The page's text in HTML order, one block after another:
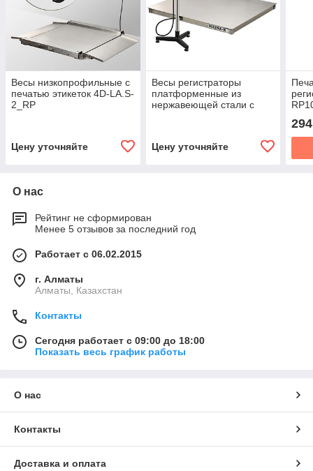
Весы низкопрофильные с
печатью этикеток 4D-LA.S-
2_RP
Цену уточняйте
Весы регистраторы
платформенные из
нержавеющей стали с
Цену уточняйте
О нас
Рейтинг не сформирован
Менее 5 отзывов за последний год
Работает с 06.02.2015
г. Алматы
Алматы, Казахстан
Контакты
Сегодня работает с 09:00 до 18:00
Показать весь график работы
О нас
Контакты
Доставка и оплата